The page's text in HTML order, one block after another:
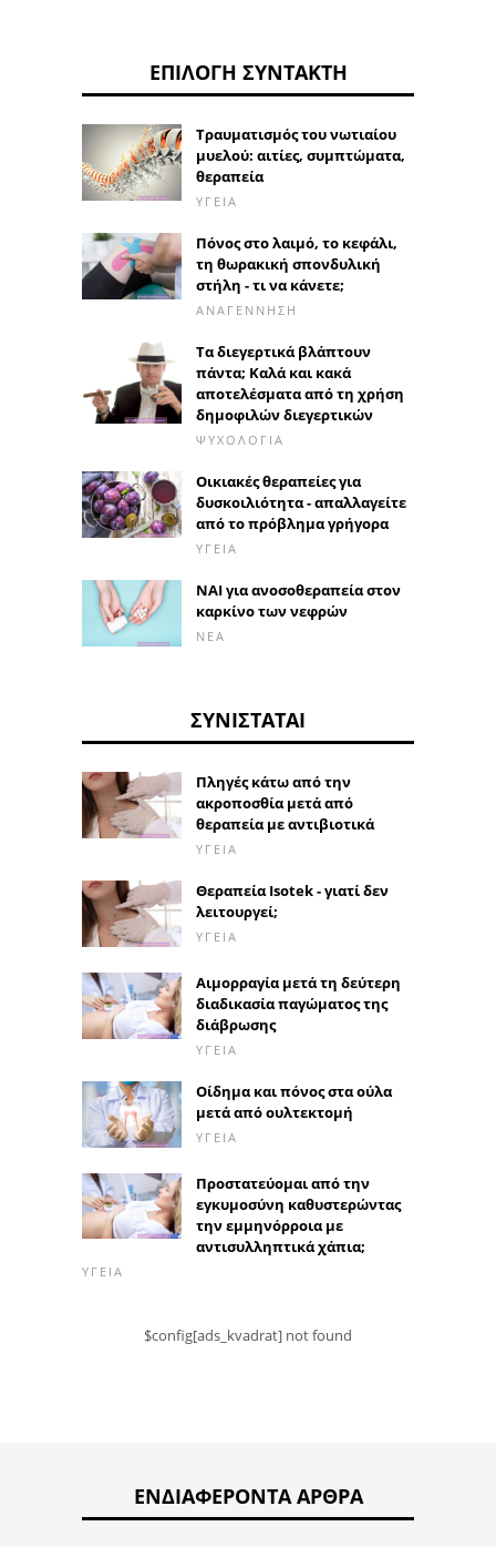
ΕΠΙΛΟΓΉ ΣΥΝΤΆΚΤΗ
Τραυματισμός του νωτιαίου
μυελού: αιτίες, συμπτώματα,
θεραπεία
ΥΓΕΊΑ
Πόνος στο λαιμό, το κεφάλι,
τη θωρακική σπονδυλική
στήλη - τι να κάνετε;
ΑΝΑΓΈΝΝΗΣΗ
Τα διεγερτικά βλάπτουν
πάντα; Καλά και κακά
αποτελέσματα από τη χρήση
δημοφιλών διεγερτικών
ΨΥΧΟΛΟΓΊΑ
Οικιακές θεραπείες για
δυσκοιλιότητα - απαλλαγείτε
από το πρόβλημα γρήγορα
ΥΓΕΊΑ
ΝΑΙ για ανοσοθεραπεία στον
καρκίνο των νεφρών
ΝΈΑ
ΣΥΝΙΣΤΆΤΑΙ
Πληγές κάτω από την
ακροποσθία μετά από
θεραπεία με αντιβιοτικά
ΥΓΕΊΑ
Θεραπεία Isotek - γιατί δεν
λειτουργεί;
ΥΓΕΊΑ
Αιμορραγία μετά τη δεύτερη
διαδικασία παγώματος της
διάβρωσης
ΥΓΕΊΑ
Οίδημα και πόνος στα ούλα
μετά από ουλτεκτομή
ΥΓΕΊΑ
Προστατεύομαι από την
εγκυμοσύνη καθυστερώντας
την εμμηνόρροια με
αντισυλληπτικά χάπια;
ΥΓΕΊΑ
$config[ads_kvadrat] not found
ΕΝΔΙΑΦΈΡΟΝΤΑ ΆΡΘΡΑ